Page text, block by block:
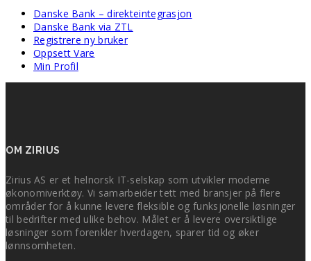
Danske Bank – direkteintegrasjon
Danske Bank via ZTL
Registrere ny bruker
Oppsett Vare
Min Profil
OM ZIRIUS
Zirius AS er et helnorsk IT-selskap som utvikler moderne
økonomiverktøy. Vi samarbeider tett med bransjer på flere
områder for å kunne levere fleksible og funksjonelle løsninger
til bedrifter med ulike behov. Målet er å levere oversiktlige
løsninger som forenkler hverdagen, sparer tid og øker
lønnsomheten.